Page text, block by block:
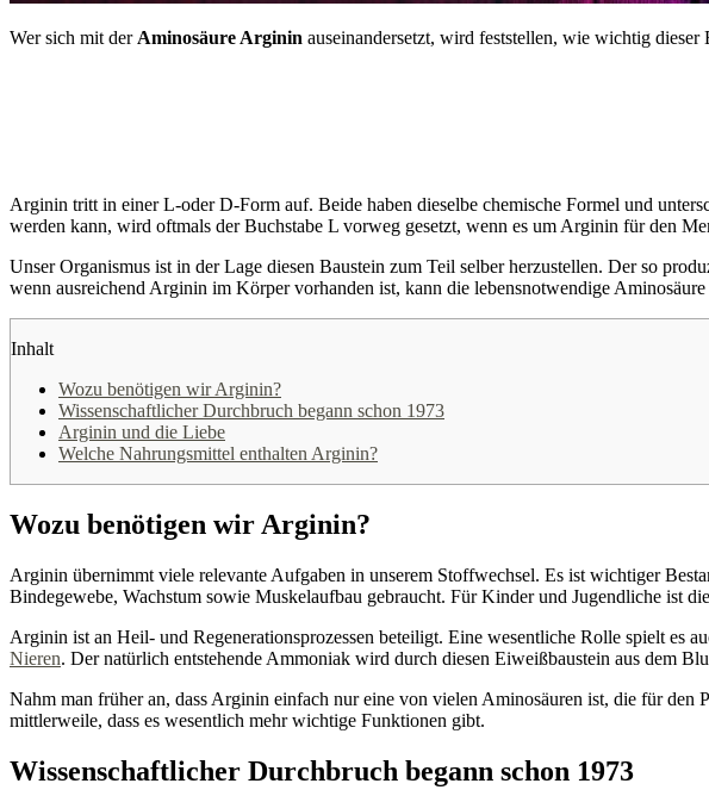
Wer sich mit der Aminosäure Arginin auseinandersetzt, wird feststellen, wie wichtig
Arginin tritt in einer L-oder D-Form auf. Beide haben dieselbe chemische Formel und
werden kann, wird oftmals der Buchstabe L vorweg gesetzt, wenn es um Arginin für den
Unser Organismus ist in der Lage diesen Baustein zum Teil selber herzustellen. Der so
wenn ausreichend Arginin im Körper vorhanden ist, kann die lebensnotwendige
Inhalt
Wozu benötigen wir Arginin?
Wissenschaftlicher Durchbruch begann schon 1973
Arginin und die Liebe
Welche Nahrungsmittel enthalten Arginin?
Wozu benötigen wir Arginin?
Arginin übernimmt viele relevante Aufgaben in unserem Stoffwechsel. Es ist wichtiger
Bindegewebe, Wachstum sowie Muskelaufbau gebraucht. Für Kinder und Jugendliche ist
Arginin ist an Heil- und Regenerationsprozessen beteiligt. Eine wesentliche Rolle spielt es
Nieren. Der natürlich entstehende Ammoniak wird durch diesen Eiweißbaustein aus dem
Nahm man früher an, dass Arginin einfach nur eine von vielen Aminosäuren ist, die für den
mittlerweile, dass es wesentlich mehr wichtige Funktionen gibt.
Wissenschaftlicher Durchbruch begann schon 1973